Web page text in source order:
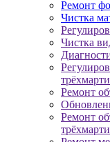
Ремонт
Чистка
Чистка
Ремонт
Ремонт